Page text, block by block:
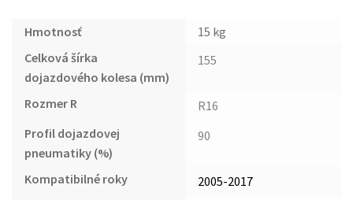
Hmotnosť
15 kg
Celková šírka
dojazdového kolesa (mm)
155
Rozmer R
R16
Profil dojazdovej
pneumatiky (%)
90
Kompatibilné roky
2005-2017